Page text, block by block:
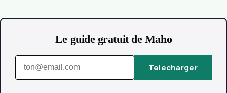
Le guide gratuit de Maho
Telecharger